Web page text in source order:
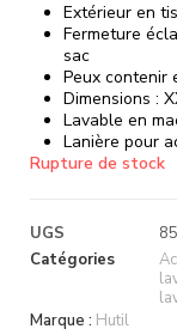
Extérieur en
Fermeture
sac
Peux contenir
Dimensions :
Lavable en
Lanière pour
Rupture de stock
UGS
Catégories
Marque : Hutil